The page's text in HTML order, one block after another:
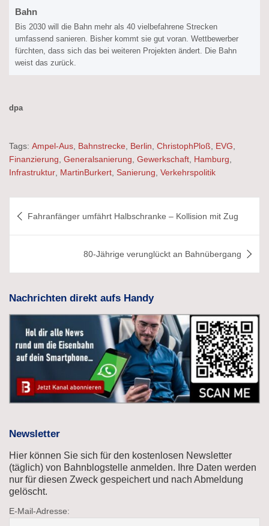
Bahn
Bis 2030 will die Bahn mehr als 40 vielbefahrene Strecken
umfassend sanieren. Bisher kommt sie gut voran. Wettbewerber
fürchten, dass sich das bei weiteren Projekten ändert. Die Bahn
weist das zurück.
dpa
Tags: Ampel-Aus Bahnstrecke Berlin ChristophPloß EVG
Finanzierung Generalsanierung Gewerkschaft Hamburg
Infrastruktur MartinBurkert Sanierung Verkehrspolitik
Fahranfänger umfährt Halbschranke – Kollision mit Zug
80-Jährige verunglückt an Bahnübergang
Nachrichten direkt aufs Handy
Newsletter
Hier können Sie sich für den kostenlosen Newsletter
(täglich) von Bahnblogstelle anmelden. Ihre Daten werden
nur für diesen Zweck gespeichert und nach Abmeldung
gelöscht.
E-Mail-Adresse: